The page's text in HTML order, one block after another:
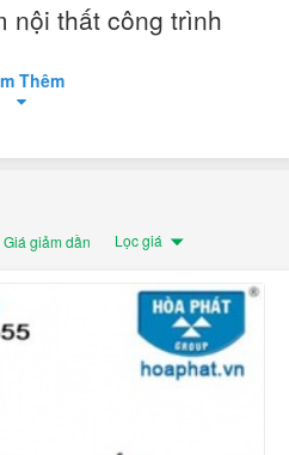
nội thất công trình
Thêm
Giá giảm dần Lọc giá